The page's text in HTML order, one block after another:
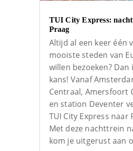
TUI City Express:
Praag
Altijd al een keer één
mooiste steden van
willen bezoeken? Dan
kans! Vanaf
Centraal, Amersfoort
en station Deventer
TUI City Express naar
Met deze nachttrein
kom je uitgerust aan